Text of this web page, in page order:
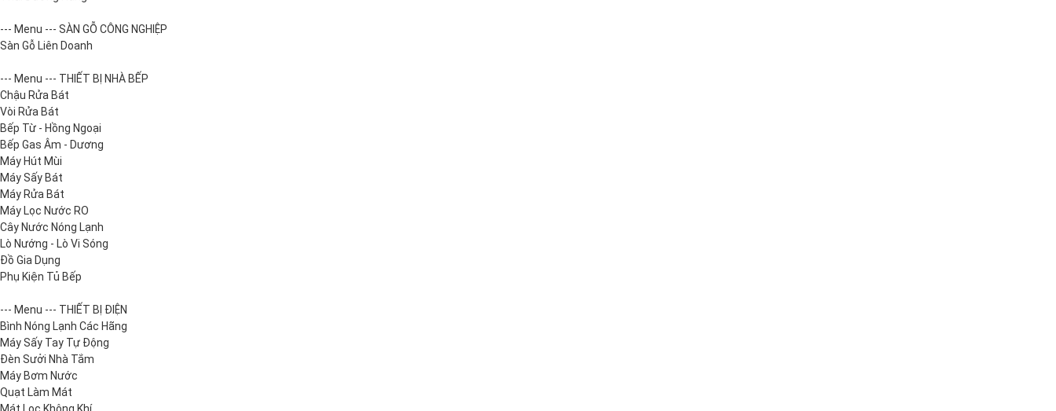
--- Menu --- SÀN GỖ CÔNG NGHIỆP
Sàn Gỗ Liên Doanh
--- Menu --- THIẾT BỊ NHÀ BẾP
Chậu Rửa Bát
Vòi Rửa Bát
Bếp Từ - Hồng Ngoại
Bếp Gas Âm - Dương
Máy Hút Mùi
Máy Sấy Bát
Máy Rửa Bát
Máy Lọc Nước RO
Cây Nước Nóng Lạnh
Lò Nướng - Lò Vi Sóng
Đồ Gia Dụng
Phụ Kiện Tủ Bếp
--- Menu --- THIẾT BỊ ĐIỆN
Bình Nóng Lạnh Các Hãng
Máy Sấy Tay Tự Động
Đèn Sưởi Nhà Tắm
Máy Bơm Nước
Quạt Làm Mát